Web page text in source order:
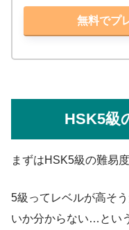
無料でプ
HSK5級
まずはHSK5級の難易
5級ってレベルが高そ
いか分からない…とい